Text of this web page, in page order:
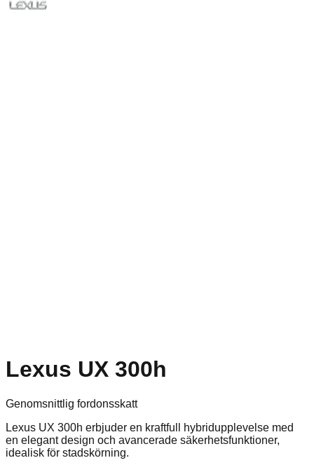
Lexus UX 300h
Genomsnittlig fordonsskatt
Lexus UX 300h erbjuder en kraftfull hybridupplevelse med
en elegant design och avancerade säkerhetsfunktioner,
idealisk för stadskörning.